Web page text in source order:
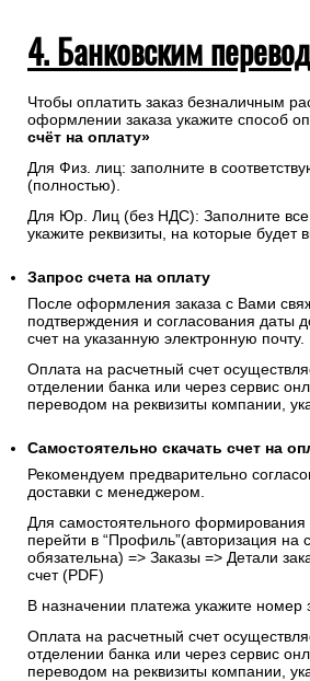
4. Банковским
Чтобы оплатить заказ безналичным
оформлении заказа укажите способ
счёт на оплату»
Для Физ. лиц: заполните в
(полностью).
Для Юр. Лиц (без НДС): Заполните
укажите реквизиты, на которые будет
Запрос счета на оплату
После оформления заказа с Вами
подтверждения и согласования даты
счет на указанную электронную почту.
Оплата на расчетный счет
отделении банка или через сервис
переводом на реквизиты компании,
Самостоятельно скачать счет на
Рекомендуем предварительно
доставки с менеджером.
Для самостоятельного
перейти в “Профиль”(авторизация на
обязательна) => Заказы => Детали
счет (PDF)
В назначении платежа укажите номер
Оплата на расчетный счет
отделении банка или через сервис
переводом на реквизиты компании,